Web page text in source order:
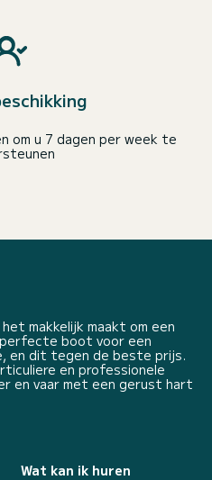
om u 7 dagen per week te
makkelijk maakt om een
boot voor een
en dit tegen de beste prijs.
en professionele
en vaar met een gerust hart
Wat kan ik huren